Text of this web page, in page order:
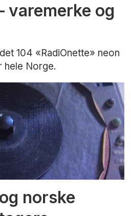
varemerke og
104 «RadiOnette» neon
hele Norge.
norske